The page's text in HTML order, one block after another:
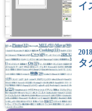
イ
タ